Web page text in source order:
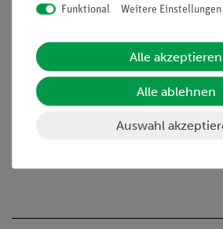
Versuch ist Teil einer
wichtigen curricularen Themen
abgedeckt werden
(Versuchsanleitung und
Funktional Weitere Einstellungen
Alle akzeptieren
Alle ablehnen
Auswahl